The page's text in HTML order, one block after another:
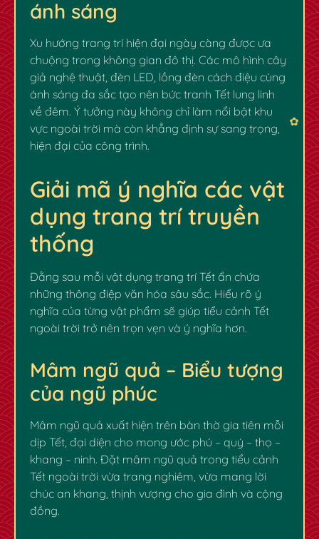
ánh sáng
Xu hướng trang trí hiện đại ngày càng được ưa
chuộng trong không gian đô thị. Các mô hình cây
giả nghệ thuật, đèn LED, lồng đèn cách điệu cùng
ánh sáng đa sắc tạo nên bức tranh Tết lung linh
về đêm. Ý tưởng này không chỉ làm nổi bật khu
vực ngoài trời mà còn khẳng định sự sang trọng,
hiện đại của công trình.
Giải mã ý nghĩa các vật
dụng trang trí truyền
thống
Đằng sau mỗi vật dụng trang trí Tết ẩn chứa
những thông điệp văn hóa sâu sắc. Hiểu rõ ý
nghĩa của từng vật phẩm sẽ giúp tiểu cảnh Tết
ngoài trời trở nên trọn vẹn và ý nghĩa hơn.
Mâm ngũ quả – Biểu tượng
của ngũ phúc
Mâm ngũ quả xuất hiện trên bàn thờ gia tiên mỗi
dịp Tết, đại diện cho mong ước phú – quý – thọ –
khang – ninh. Đặt mâm ngũ quả trong tiểu cảnh
Tết ngoài trời vừa trang nghiêm, vừa mang lời
chúc an khang, thịnh vượng cho gia đình và cộng
đồng.